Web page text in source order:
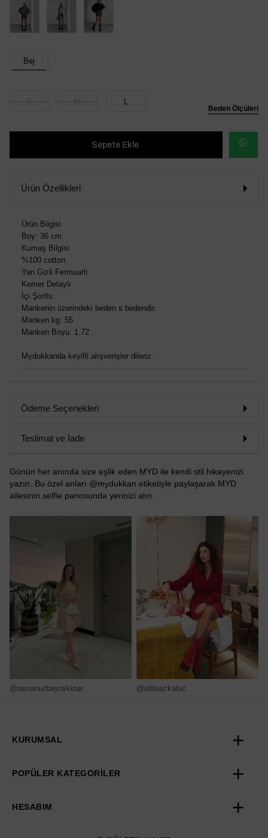
Beden Ölçüleri
Bej
L
SİPARİŞ
Ürün Özellikleri
Ürün Bilgisi
Boy: 36 cm
Kumaş Bilgisi
%100 cotton
Yan Gizli Fermuarlı
Kemer Detaylı
İçi Şortlu
Mankenin üzerindeki beden s bedendir.
Manken kg: 55
Manken Boyu: 1.72
Mydukkanda keyifli alışverişler dileriz.
Ödeme Seçenekleri
Teslimat ve İade
Günün her anında size eşlik eden MYD ile kendi stil hikayenizi
yazın. Bu özel anları @mydukkan etiketiyle paylaşarak MYD
ailesinin selfie panosunda yerinizi alın.
@senanurbayrakktar @idilnazkaluc
KURUMSAL
POPÜLER KATEGORİLER
HESABIM